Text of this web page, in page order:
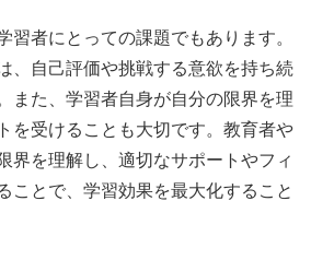
習者にとっての課題でもあります。
、自己評価や挑戦する意欲を持ち続
また、学習者自身が自分の限界を理
を受けることも大切です。教育者や
界を理解し、適切なサポートやフィ
ことで、学習効果を最大化すること